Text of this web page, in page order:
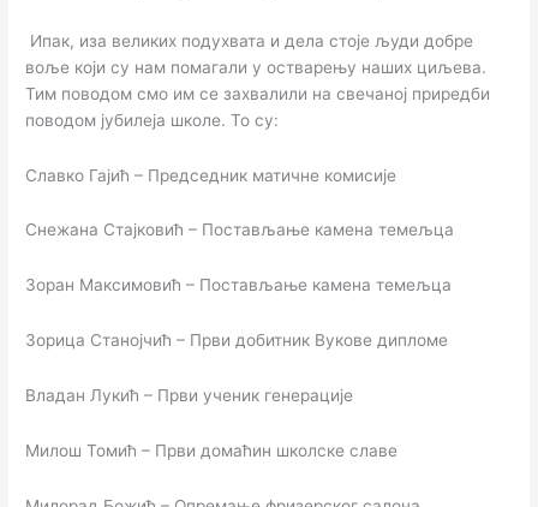
Ипак, иза великих подухвата и дела стоје људи добре
воље који су нам помагали у остварењу наших циљева.
Тим поводом смо им се захвалили на свечаној приредби
поводом јубилеја школе. То су:
Славко Гајић – Председник матичне комисије
Снежана Стајковић – Постављање камена темељца
Зоран Максимовић – Постављање камена темељца
Зорица Станојчић – Први добитник Вукове дипломе
Владан Лукић – Први ученик генерације
Милош Томић – Први домаћин школске славе